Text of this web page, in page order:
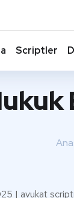
Scriptler